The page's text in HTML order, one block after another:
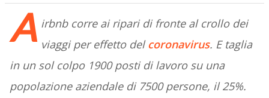
A irbnb corre ai ripari di fronte al crollo dei
viaggi per effetto del coronavirus. E taglia
in un sol colpo 1900 posti di lavoro su una
popolazione aziendale di 7500 persone, il 25%.